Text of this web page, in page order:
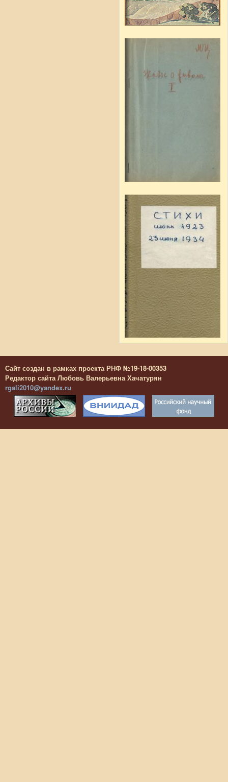
Сайт создан в рамках проекта РНФ №19-18-00353
Редактор сайта Любовь Валерьевна Хачатурян
rgali2010@yandex.ru